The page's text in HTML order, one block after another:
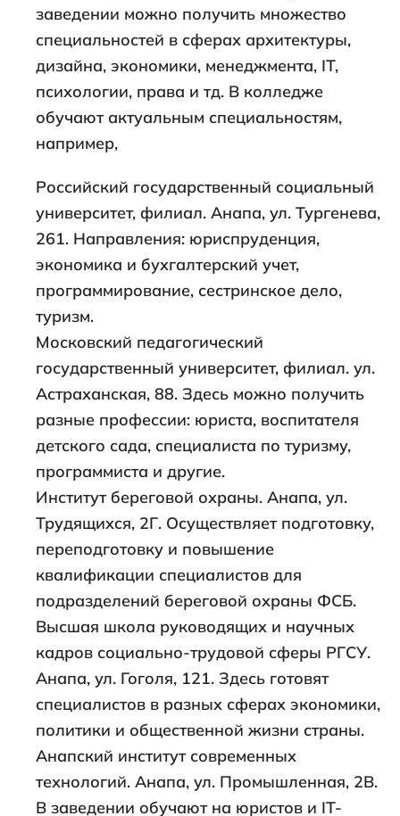
заведении можно получить множество
специальностей в сферах архитектуры,
дизайна, экономики, менеджмента, IT,
психологии, права и тд. В колледже
обучают актуальным специальностям,
например,
Российский государственный социальный
университет, филиал. Анапа, ул. Тургенева,
261. Направления: юриспруденция,
экономика и бухгалтерский учет,
программирование, сестринское дело,
туризм.
Московский педагогический
государственный университет, филиал. ул.
Астраханская, 88. Здесь можно получить
разные профессии: юриста, воспитателя
детского сада, специалиста по туризму,
программиста и другие.
Институт береговой охраны. Анапа, ул.
Трудящихся, 2Г. Осуществляет подготовку,
переподготовку и повышение
квалификации специалистов для
подразделений береговой охраны ФСБ.
Высшая школа руководящих и научных
кадров социально-трудовой сферы РГСУ.
Анапа, ул. Гоголя, 121. Здесь готовят
специалистов в разных сферах экономики,
политики и общественной жизни страны.
Анапский институт современных
технологий. Анапа, ул. Промышленная, 2В.
В заведении обучают на юристов и IT-